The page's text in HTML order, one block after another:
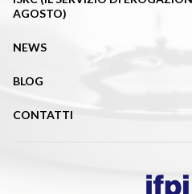
AGOSTO)
NEWS
BLOG
CONTATTI